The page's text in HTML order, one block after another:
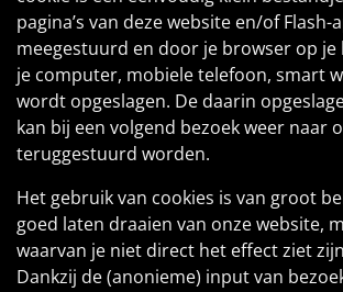
pagina’s van deze website en/of
meegestuurd en door je browser op je
je computer, mobiele telefoon, smart
wordt opgeslagen. De daarin
kan bij een volgend bezoek weer naar
teruggestuurd worden.
Het gebruik van cookies is van groot
goed laten draaien van onze website,
waarvan je niet direct het effect ziet
Dankzij de (anonieme) input van